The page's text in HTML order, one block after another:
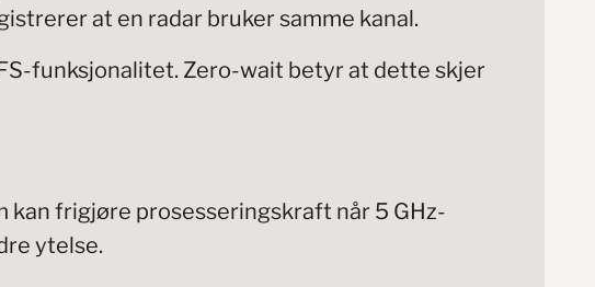
at en radar bruker samme kanal.
funksjonalitet. Zero-wait betyr at dette skjer
kan frigjøre prosesseringskraft når 5 GHz-
ytelse.